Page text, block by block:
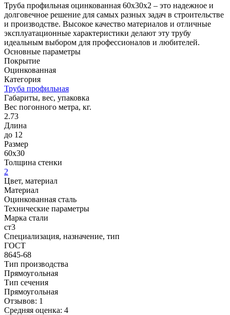
Труба профильная оцинкованная 60x30x2 – это надежное и
долговечное решение для самых разных задач в строительстве
и производстве. Высокое качество материалов и отличные
эксплуатационные характеристики делают эту трубу
идеальным выбором для профессионалов и любителей.
Основные параметры
Покрытие
Оцинкованная
Категория
Труба профильная
Габариты, вес, упаковка
Вес погонного метра, кг.
2.73
Длина
до 12
Размер
60x30
Толщина стенки
2
Цвет, материал
Материал
Оцинкованная сталь
Технические параметры
Марка стали
ст3
Специализация, назначение, тип
ГОСТ
8645-68
Тип производства
Прямоугольная
Тип сечения
Прямоугольная
Отзывов: 1
Средняя оценка: 4